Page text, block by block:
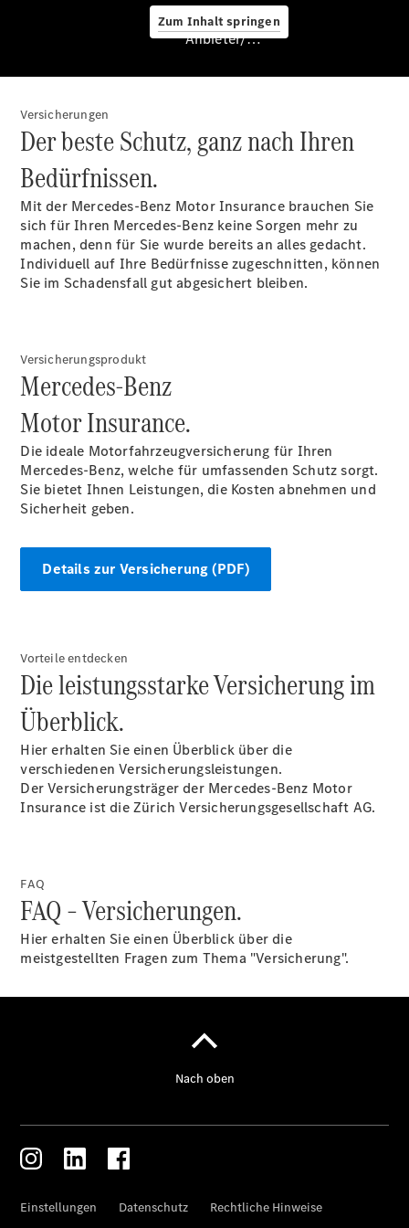
Zum Inhalt springen
Service &
Zubehör
Übersicht
Van-Service
Pannenhilfe
und
Kundensupport
Mobilitätslösungen
Intelligente
Fahrzeugsteuerung
Garantie
Original-
Teile
Mercedes-
Öffnungszeiten
Anbieter/Datenschutz
Versicherungen
Der beste Schutz, ganz nach Ihren
Bedürfnissen.
Mit der Mercedes-Benz Motor Insurance brauchen Sie
sich für Ihren Mercedes-Benz keine Sorgen mehr zu
machen, denn für Sie wurde bereits an alles gedacht.
Individuell auf Ihre Bedürfnisse zugeschnitten, können
Sie im Schadensfall gut abgesichert bleiben.
Versicherungsprodukt
Mercedes-Benz
Motor Insurance.
Die ideale Motorfahrzeugversicherung für Ihren
Mercedes-Benz, welche für umfassenden Schutz sorgt.
Sie bietet Ihnen Leistungen, die Kosten abnehmen und
Sicherheit geben.
Details zur Versicherung (PDF)
Vorteile entdecken
Die leistungsstarke Versicherung im
Überblick.
Hier erhalten Sie einen Überblick über die
verschiedenen Versicherungsleistungen.
Der Versicherungsträger der Mercedes-Benz Motor
Insurance ist die Zürich Versicherungsgesellschaft AG.
FAQ
FAQ – Versicherungen.
Hier erhalten Sie einen Überblick über die
meistgestellten Fragen zum Thema "Versicherung".